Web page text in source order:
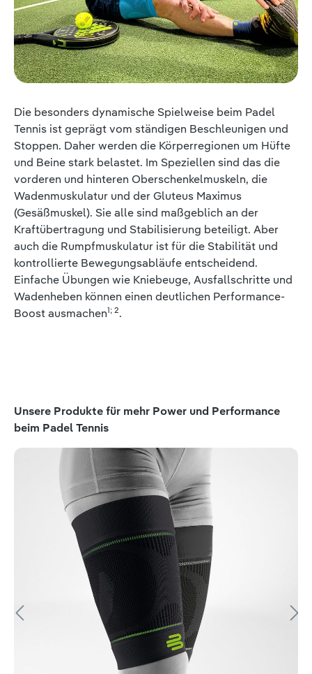
Die besonders dynamische Spielweise beim Padel
Tennis ist geprägt vom ständigen Beschleunigen und
Stoppen. Daher werden die Körperregionen um Hüfte
und Beine stark belastet. Im Speziellen sind das die
vorderen und hinteren Oberschenkelmuskeln, die
Wadenmuskulatur und der Gluteus Maximus
(Gesäßmuskel). Sie alle sind maßgeblich an der
Kraftübertragung und Stabilisierung beteiligt. Aber
auch die Rumpfmuskulatur ist für die Stabilität und
kontrollierte Bewegungsabläufe entscheidend.
Einfache Übungen wie Kniebeuge, Ausfallschritte und
Wadenheben können einen deutlichen Performance-
Boost ausmachen1; 2.
Produktgalerie überspringen
Unsere Produkte für mehr Power und Performance
beim Padel Tennis